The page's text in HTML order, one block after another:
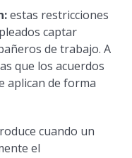
estas restricciones
captar
de trabajo. A
que los acuerdos
aplican de forma
cuando un
el